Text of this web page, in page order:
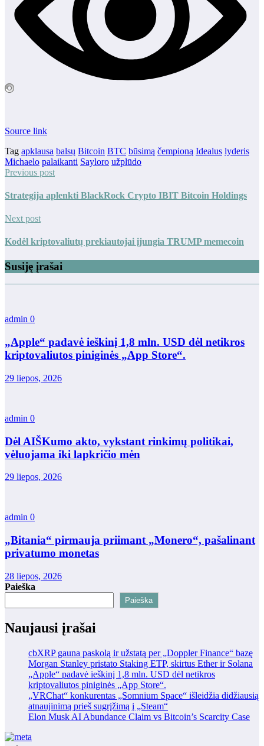
Source link
Tag apklausa balsų Bitcoin BTC būsimą čempioną Idealus lyderis
Michaelo palaikanti Sayloro užplūdo
Previous post
Strategija aplenkti BlackRock Crypto IBIT Bitcoin Holdings
Next post
Kodėl kriptovaliutų prekiautojai įjungia TRUMP memecoin
Susiję įrašai
admin 0
„Apple“ padavė ieškinį 1,8 mln. USD dėl netikros
kriptovaliutos piniginės „App Store“.
29 liepos, 2026
admin 0
Dėl AIŠKumo akto, vykstant rinkimų politikai,
vėluojama iki lapkričio mėn
29 liepos, 2026
admin 0
„Bitania“ pirmauja priimant „Monero“, pašalinant
privatumo monetas
28 liepos, 2026
Paieška
Paieška
Naujausi įrašai
cbXRP gauna paskolą ir užstatą per „Doppler Finance“ bazę
Morgan Stanley pristato Staking ETP, skirtus Ether ir Solana
„Apple“ padavė ieškinį 1,8 mln. USD dėl netikros
kriptovaliutos piniginės „App Store“.
„VRChat“ konkurentas „Somnium Space“ išleidžia didžiausią
atnaujinimą prieš sugrįžimą į „Steam“
Elon Musk AI Abundance Claim vs Bitcoin’s Scarcity Case